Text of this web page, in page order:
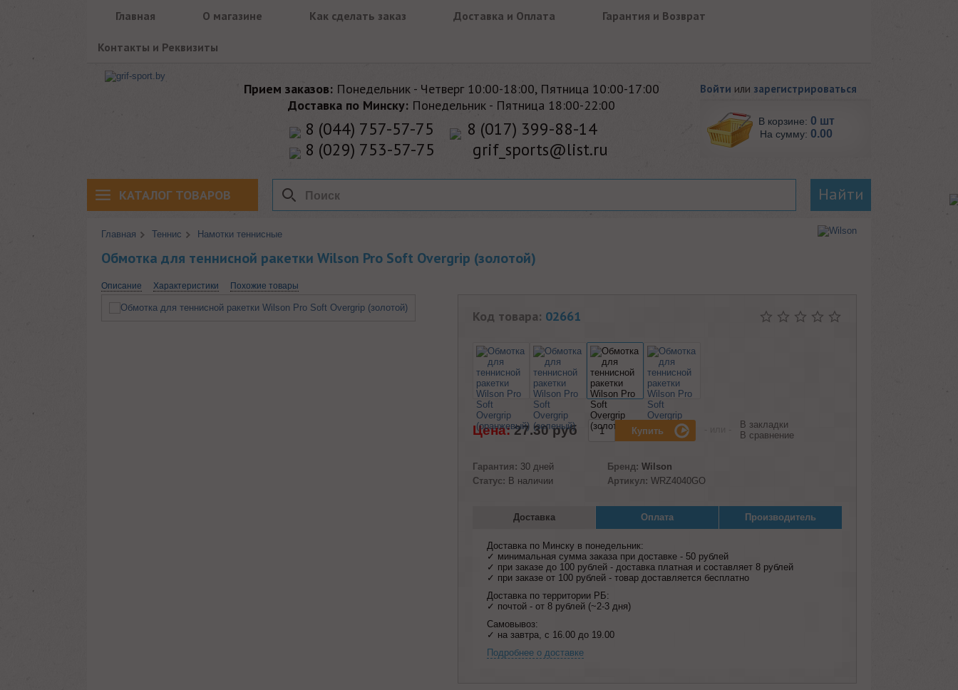
Главная О магазине Как сделать заказ Доставка и Оплата Гарантия и Возврат
Контакты и Реквизиты
Прием заказов: Понедельник - Четверг 10:00-18:00, Пятница 10:00-17:00
Доставка по Минску: Понедельник - Пятница 18:00-22:00
8 (044) 757-57-75
8 (017) 399-88-14
8 (029) 753-57-75
grif_sports@list.ru
Войти или зарегистрироваться
В корзине: 0 шт
На сумму: 0.00
КАТАЛОГ ТОВАРОВ Найти
Главная Теннис Намотки теннисные
Обмотка для теннисной ракетки Wilson Pro Soft Overgrip (золотой)
Описание Характеристики Похожие товары
Код товара: 02661
Цена: 27.30 pуб
В закладки
В сравнение
Гарантия: 30 дней
Статус: В наличии
Бренд: Wilson
Артикул: WRZ4040GO
Доставка Оплата Производитель
Доставка по Минску в понедельник:
✓ минимальная сумма заказа при доставке - 50 рублей
✓ при заказе до 100 рублей - доставка платная и составляет 8 рублей
✓ при заказе от 100 рублей - товар доставляется бесплатно
Доставка по территории РБ:
✓ почтой - от 8 рублей (~2-3 дня)
Самовывоз:
✓ на завтра, с 16.00 до 19.00
Подробнее о доставке